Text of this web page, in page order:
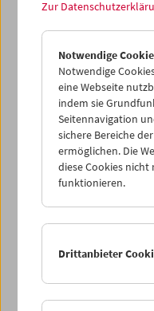
Treibgut: Evgeny
Zur
Notwendige
Notwendige
eine Webseite
indem sie
Seitennavigation
sichere Bereiche
ermöglichen. Die
diese Cookies nicht
funktionieren.
Drittanbieter